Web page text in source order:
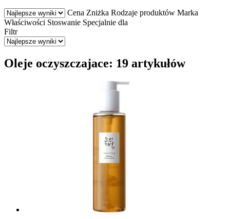
Cena Zniżka Rodzaje produktów Marka
Właściwości Stoswanie Specjalnie dla
Filtr
Oleje oczyszczajace: 19 artykułów